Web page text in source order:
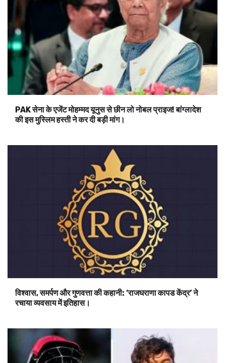
PAK सेना के एजेंट मोहम्मद यूनुस से छीन लो नोबल प्राइज! बांग्लादेश
की इस मुस्लिम हस्ती ने कर दी बड़ी मांग।
विश्वास, समर्पण और गुणवत्ता की कहानी: ‘राजघराणा कापड केंद्र’ ने
रचाया व्यवसाय में इतिहास।